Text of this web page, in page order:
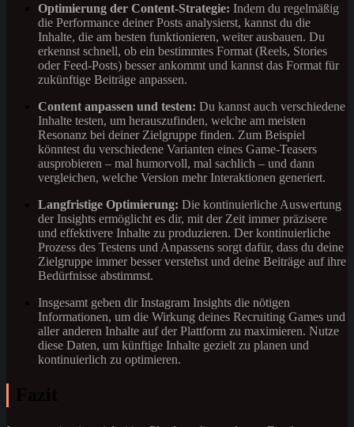
Optimierung der Content-Strategie: Indem du regelmäßig
die Performance deiner Posts analysierst, kannst du die
Inhalte, die am besten funktionieren, weiter ausbauen. Du
erkennst schnell, ob ein bestimmtes Format (Reels, Stories
oder Feed-Posts) besser ankommt und kannst das Format für
zukünftige Beiträge anpassen.
Content anpassen und testen: Du kannst auch verschiedene
Inhalte testen, um herauszufinden, welche am meisten
Resonanz bei deiner Zielgruppe finden. Zum Beispiel
könntest du verschiedene Varianten eines Game-Teasers
ausprobieren – mal humorvoll, mal sachlich – und dann
vergleichen, welche Version mehr Interaktionen generiert.
Langfristige Optimierung: Die kontinuierliche Auswertung
der Insights ermöglicht es dir, mit der Zeit immer präzisere
und effektivere Inhalte zu produzieren. Der kontinuierliche
Prozess des Testens und Anpassens sorgt dafür, dass du deine
Zielgruppe immer besser verstehst und deine Beiträge auf ihre
Bedürfnisse abstimmst.
Insgesamt geben dir Instagram Insights die nötigen
Informationen, um die Wirkung deines Recruiting Games und
aller anderen Inhalte auf der Plattform zu maximieren. Nutze
diese Daten, um künftige Inhalte gezielt zu planen und
kontinuierlich zu optimieren.